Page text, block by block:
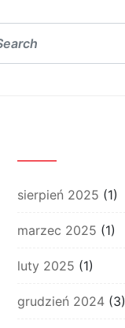
sierpień 2025 (1)
marzec 2025 (1)
luty 2025 (1)
grudzień 2024 (3)